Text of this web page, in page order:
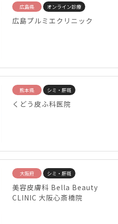
広島県 オンライン診療
広島プルミエクリニック
熊本県 シミ・肝斑
くどう皮ふ科医院
大阪府 シミ・肝斑
美容皮膚科 Bella Beauty
CLINIC 大阪心斎橋院